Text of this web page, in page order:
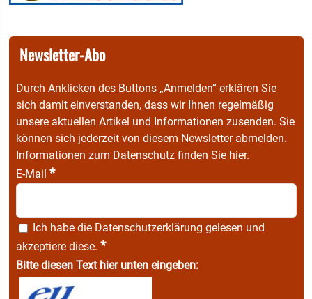
Newsletter-Abo
Durch Anklicken des Buttons „Anmelden“ erklären Sie
sich damit einverstanden, dass wir Ihnen regelmäßig
unsere aktuellen Artikel und Informationen zusenden. Sie
können sich jederzeit von diesem Newsletter abmelden.
Informationen zum Datenschutz finden Sie hier.
E-Mail *
Ich habe die Datenschutzerklärung gelesen und
akzeptiere diese. *
Bitte diesen Text hier unten eingeben: